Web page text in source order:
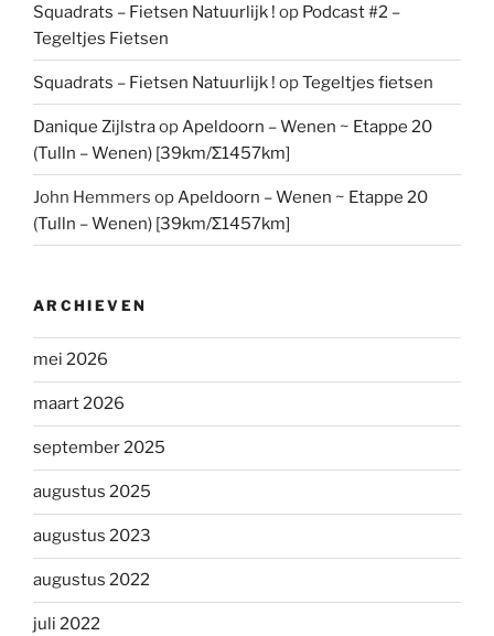
Squadrats – Fietsen Natuurlijk ! op Podcast #2 –
Tegeltjes Fietsen
Squadrats – Fietsen Natuurlijk ! opTegeltjes fietsen
Danique ZijlstraopApeldoorn – Wenen ~ Etappe 20
(Tulln – Wenen) [39km/Σ1457km]
John Hemmers opApeldoorn – Wenen ~ Etappe 20
(Tulln – Wenen) [39km/Σ1457km]
ARCHIEVEN
mei 2026
maart 2026
september 2025
augustus 2025
augustus 2023
augustus 2022
juli 2022